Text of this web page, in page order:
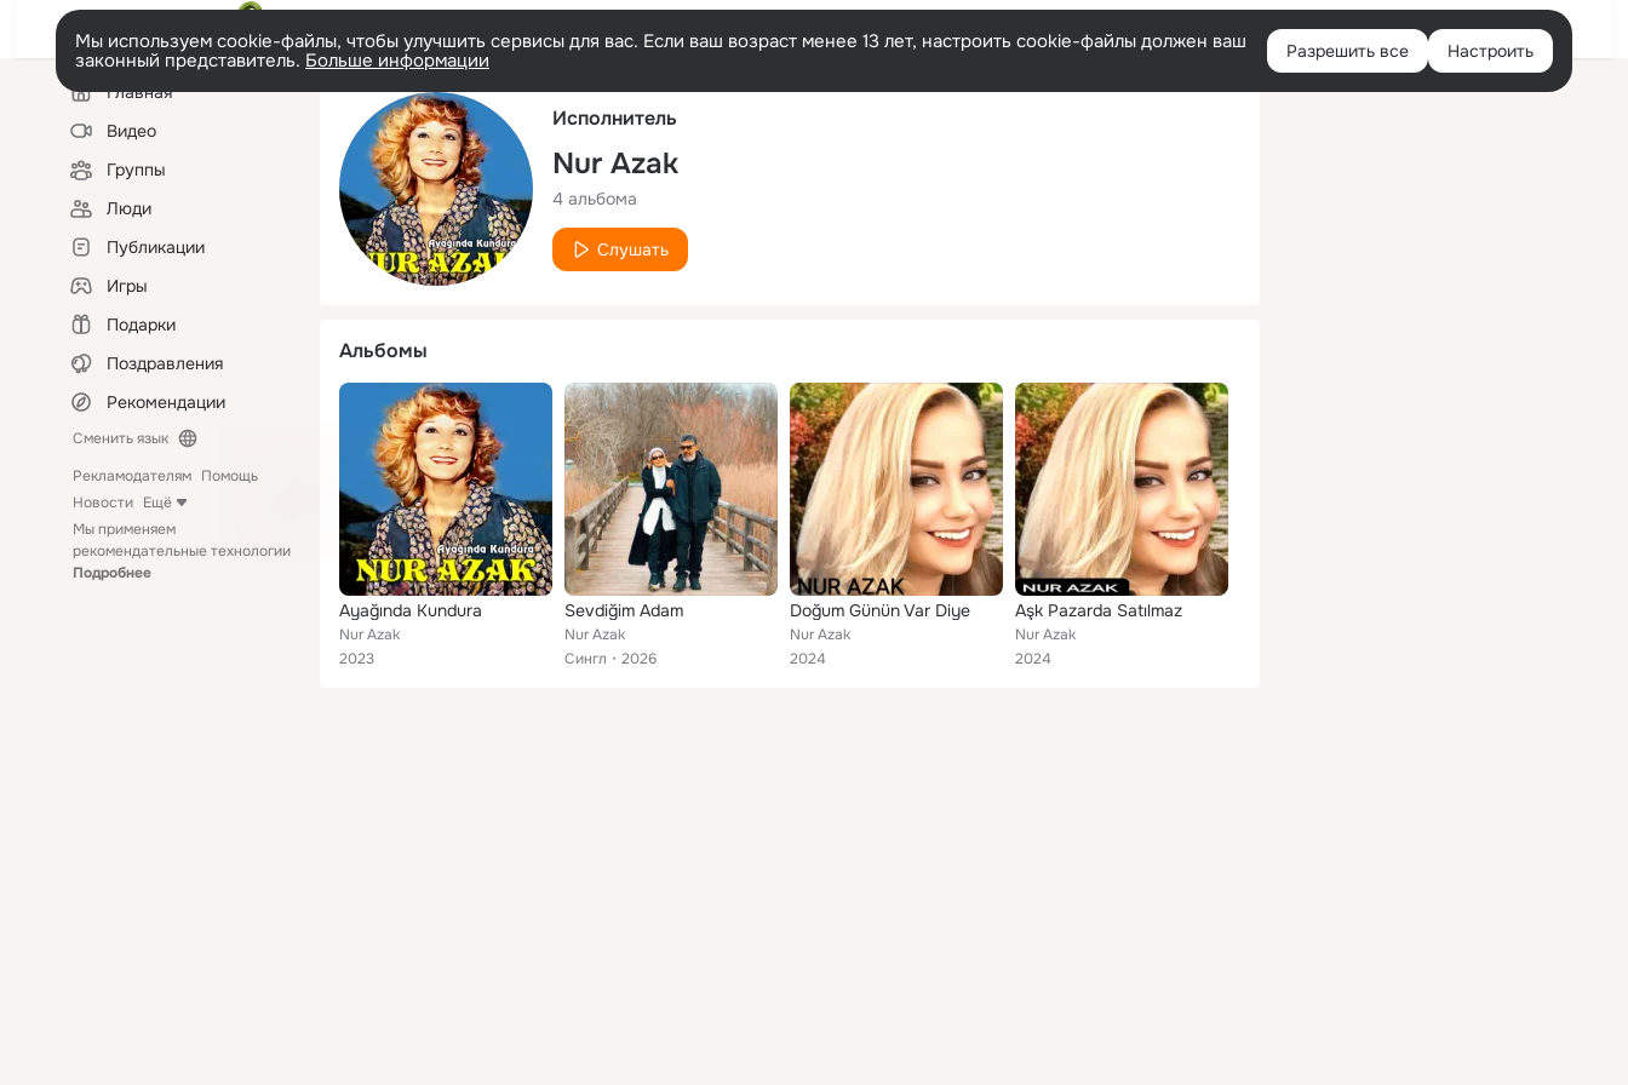
Русский Войти
Мы используем cookie-файлы, чтобы улучшить сервисы для вас. Если ваш возраст менее 13 лет, настроить cookie-файлы должен ваш
законный представитель. Больше информации Разрешить все Настроить
Левая
колонкаГлавная
Видео
Группы
Люди
Публикации
Игры
Подарки
Поздравления
Рекомендации
Сменить язык
Рекламодателям Помощь
Новости Ещё
Мы применяем
рекомендательные технологии
Подробнее
Исполнитель
Nur Azak
4 альбома
Слушать
Альбомы
Ayağında Kundura
Nur Azak
2023
Sevdiğim Adam
Nur Azak
Сингл
2026
Doğum Günün Var Diye
Nur Azak
2024
Aşk Pazarda Satılmaz
Nur Azak
2024